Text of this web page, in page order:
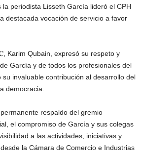
periodista Lisseth García lideró el CPH
destacada vocación de servicio a favor
Karim Qubain, expresó su respeto y
García y de todos los profesionales del
su invaluable contribución al desarrollo del
democracia.
respaldo del gremio
el compromiso de García y sus colegas
a las actividades, iniciativas y
la Cámara de Comercio e Industrias